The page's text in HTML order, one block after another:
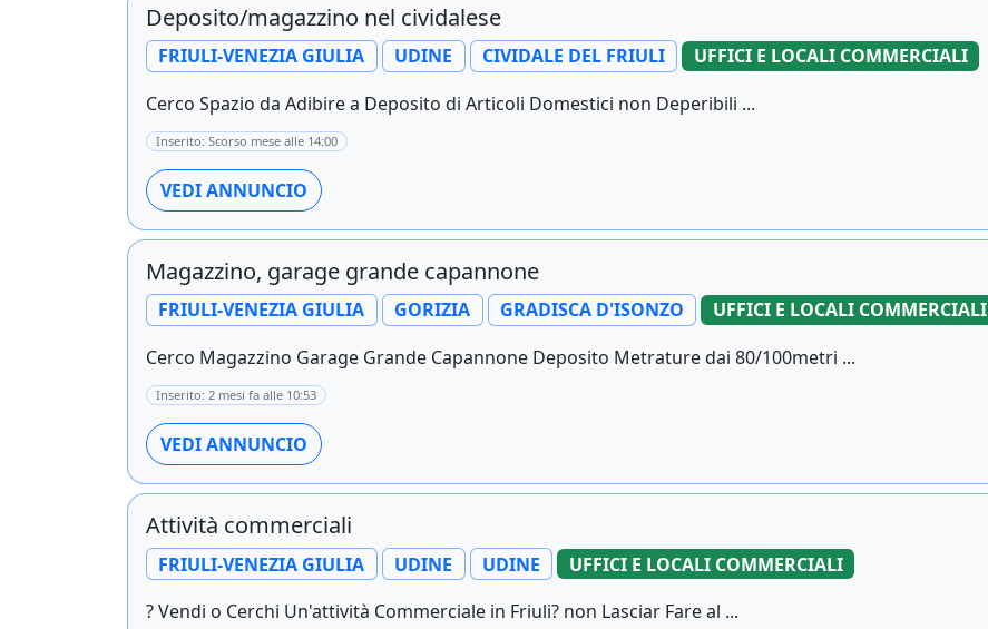
Deposito/magazzino nel cividalese
FRIULI-VENEZIA GIULIA UDINE CIVIDALE DEL FRIULI
UFFICI E LOCALI COMMERCIALI
Cerco Spazio da Adibire a Deposito di Articoli Domestici non Deperibili ...
Inserito: Scorso mese alle 14:00
VEDI ANNUNCIO
Magazzino, garage grande capannone
FRIULI-VENEZIA GIULIA GORIZIA GRADISCA D'ISONZO
UFFICI E LOCALI COMMERCIALI
Cerco Magazzino Garage Grande Capannone Deposito Metrature dai 80/100metri ...
Inserito: 2 mesi fa alle 10:53
VEDI ANNUNCIO
Attività commerciali
FRIULI-VENEZIA GIULIA UDINE UDINE
UFFICI E LOCALI COMMERCIALI
? Vendi o Cerchi Un'attività Commerciale in Friuli? non Lasciar Fare al ...